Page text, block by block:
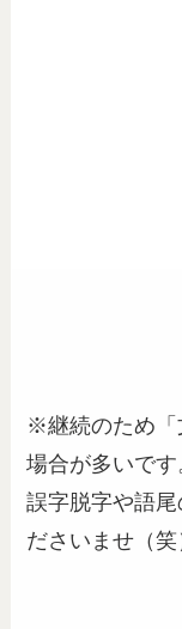
※継続のため「
場合が多いです
誤字脱字や語
ださいませ（笑